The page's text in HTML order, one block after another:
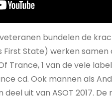
bundelen de
First State) werken
Trance, 1 van de vele
cd. Ook mannen als
uit van ASOT 2017.